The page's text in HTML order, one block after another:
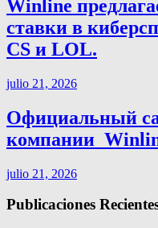
Winline
ставки в
CS и LOL.
julio 21, 2026
Официальный
компании
julio 21, 2026
Publicaciones